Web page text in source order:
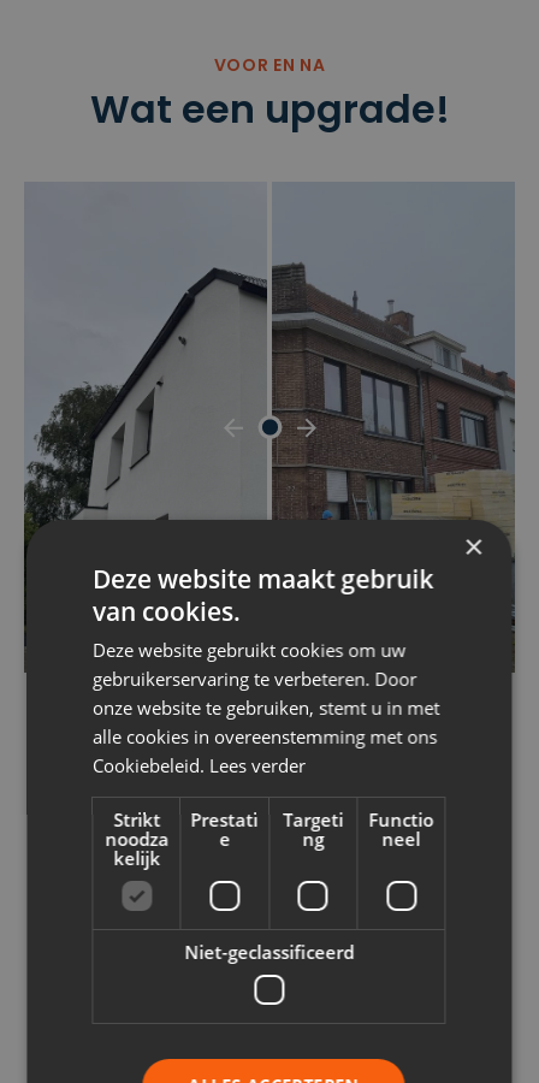
VOOR EN NA
Wat een upgrade!
Bereken jouw prijs
ONZE PROJECTEN
Vergelijkbare projecten
×
Deze website maakt gebruik
van cookies.
Deze website gebruikt cookies om uw
gebruikerservaring te verbeteren. Door
onze website te gebruiken, stemt u in met
alle cookies in overeenstemming met ons
Cookiebeleid. Lees verder
Strikt
noodza
kelijk
Prestati
e
Targeti
ng
Functio
neel
Niet-geclassificeerd